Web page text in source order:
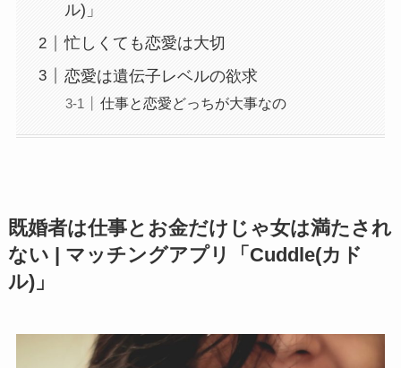
ル)」
忙しくても恋愛は大切
恋愛は遺伝子レベルの欲求
仕事と恋愛どっちが大事なの
既婚者は仕事とお金だけじゃ女は満たされ
ない | マッチングアプリ「Cuddle(カド
ル)」